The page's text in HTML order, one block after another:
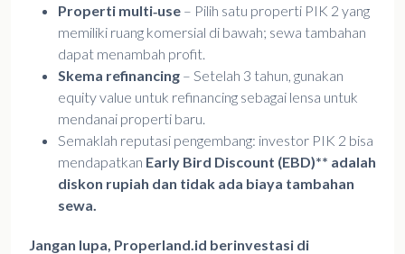
Properti multi‑use – Pilih satu properti PIK 2 yang
memiliki ruang komersial di bawah; sewa tambahan
dapat menambah profit.
Skema refinancing – Setelah 3 tahun, gunakan
equity value untuk refinancing sebagai lensa untuk
mendanai properti baru.
Semaklah reputasi pengembang: investor PIK 2 bisa
mendapatkan Early Bird Discount (EBD)** adalah
diskon rupiah dan tidak ada biaya tambahan
sewa.
Jangan lupa, Properland.id berinvestasi di